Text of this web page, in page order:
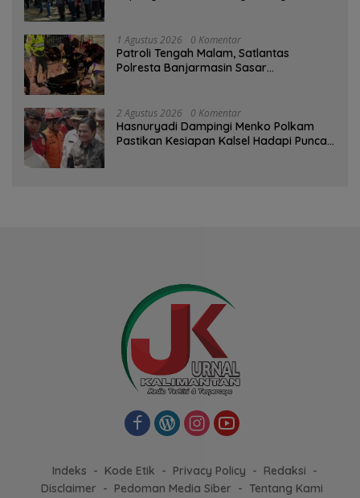
1 Agustus 2026 0 Komentar
Patroli Tengah Malam, Satlantas
Polresta Banjarmasin Sasar
2 Agustus 2026 0 Komentar
Hasnuryadi Dampingi Menko Polkam
Pastikan Kesiapan Kalsel Hadapi Puncak
Indeks Kode Etik Privacy Policy
Redaksi
Disclaimer
Pedoman Media Siber Tentang Kami